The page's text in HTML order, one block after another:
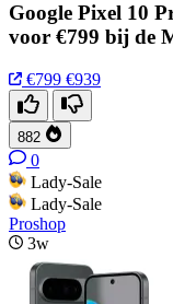
Google Pixel 10
voor €799 bij de
€799 €939
882
0
Lady-Sale
Lady-Sale
Proshop
3w